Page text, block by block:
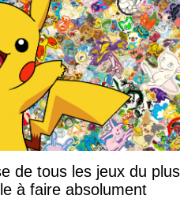
de tous les jeux du plus
à faire absolument